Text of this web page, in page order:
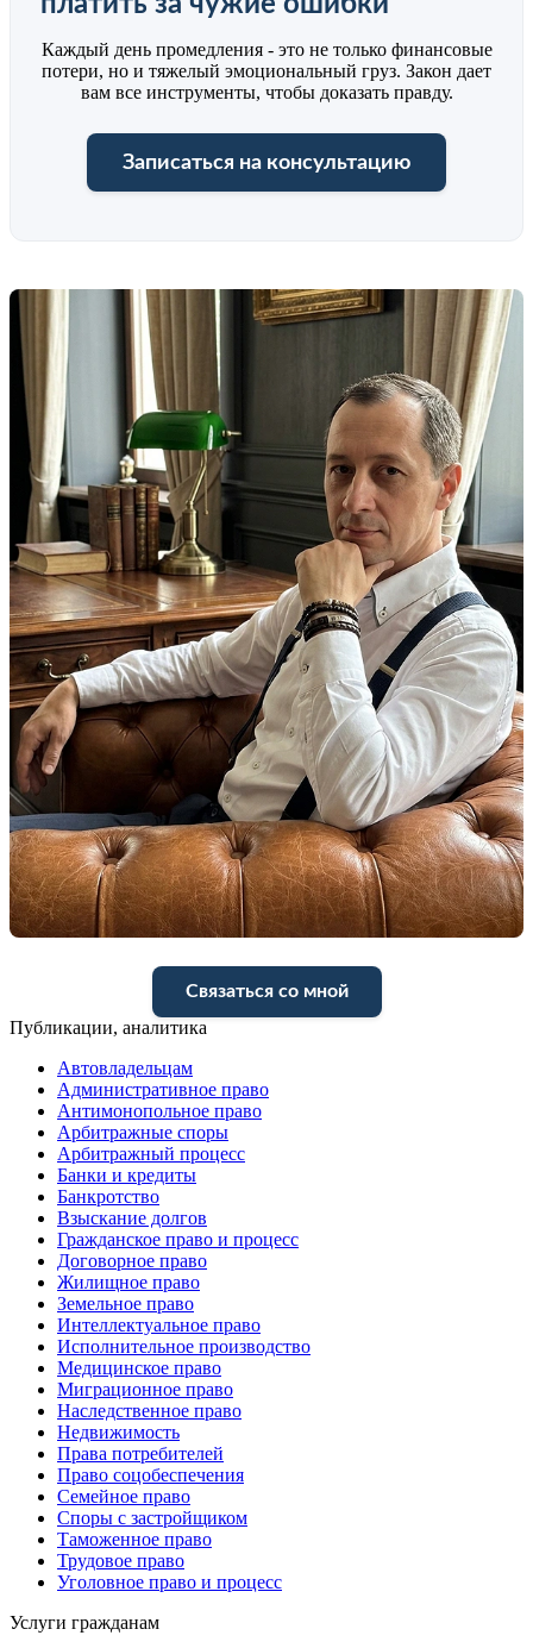
Каждый день промедления - это не только финансовые
потери, но и тяжелый эмоциональный груз. Закон дает
вам все инструменты, чтобы доказать правду.
Записаться на консультацию
Связаться со мной
Публикации, аналитика
Автовладельцам
Административное право
Антимонопольное право
Арбитражные споры
Арбитражный процесс
Банки и кредиты
Банкротство
Взыскание долгов
Гражданское право и процесс
Договорное право
Жилищное право
Земельное право
Интеллектуальное право
Исполнительное производство
Медицинское право
Миграционное право
Наследственное право
Недвижимость
Права потребителей
Право соцобеспечения
Семейное право
Споры с застройщиком
Таможенное право
Трудовое право
Уголовное право и процесс
Услуги гражданам